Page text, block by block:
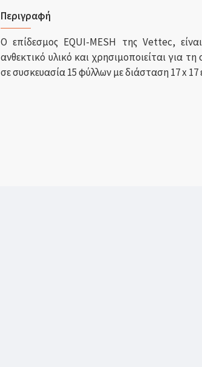
Περιγραφή
Ο επίδεσμος EQUI-MESH της Vettec,
ανθεκτικό υλικό και χρησιμοποιείται για
σε συσκευασία 15 φύλλων με διάσταση 17 x 17